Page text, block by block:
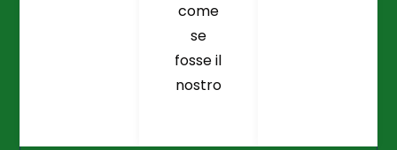
come
se
fosse il
nostro